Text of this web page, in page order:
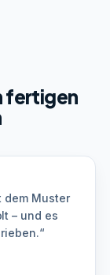
fertigen
dem Muster
– und es